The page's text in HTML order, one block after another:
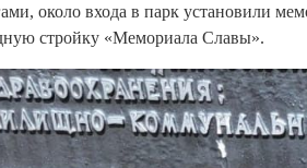
около входа в парк установили
стройку «Мемориала Славы».